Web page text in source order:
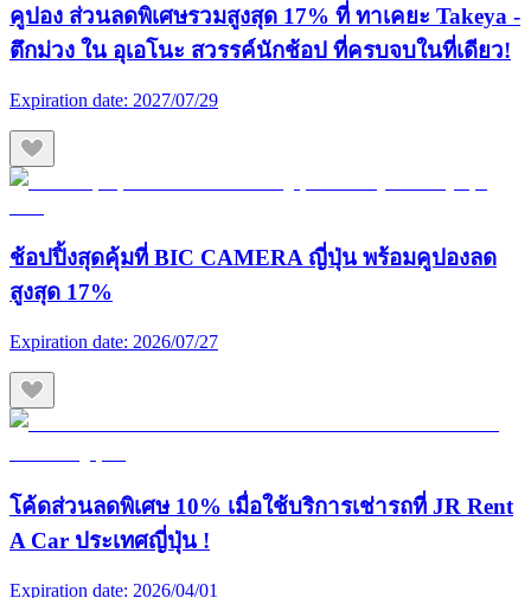
คูปอง ส่วนลดพิเศษรวมสูงสุด 17% ที่ ทาเคยะ Takeya -
ตึกม่วง ใน อุเอโนะ สวรรค์นักช้อป ที่ครบจบในที่เดียว!
Expiration date: 2027/07/29
ช้อปปิ้งสุดคุ้มที่ BIC CAMERA ญี่ปุ่น พร้อมคูปองลด
สูงสุด 17%
Expiration date: 2026/07/27
โค้ดส่วนลดพิเศษ 10% เมื่อใช้บริการเช่ารถที่ JR Rent
A Car ประเทศญี่ปุ่น !
Expiration date: 2026/04/01